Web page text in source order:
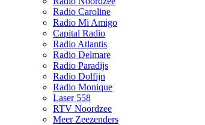
Radio Caroline
Radio Mi Amigo
Capital Radio
Radio Atlantis
Radio Delmare
Radio Paradijs
Radio Dolfijn
Radio Monique
Laser 558
RTV Noordzee
Meer Zeezenders